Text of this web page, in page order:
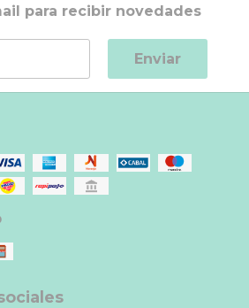
para recibir novedades
Enviar